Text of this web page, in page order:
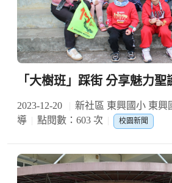
「大樹班」踩街 分享魅力聖
2023-12-20
新社區 東興國小 東興
導
點閱數：603 次 校園新聞